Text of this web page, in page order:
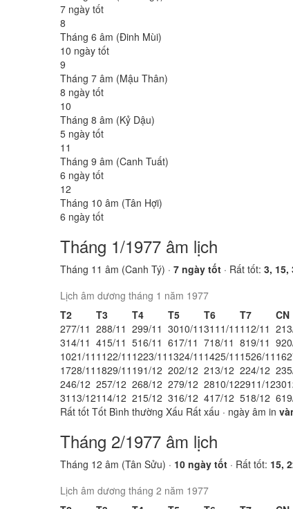
7 ngày tốt
8
Tháng 6 âm (Đinh Mùi)
10 ngày tốt
9
Tháng 7 âm (Mậu Thân)
8 ngày tốt
10
Tháng 8 âm (Kỷ Dậu)
5 ngày tốt
11
Tháng 9 âm (Canh Tuất)
6 ngày tốt
12
Tháng 10 âm (Tân Hợi)
6 ngày tốt
Tháng 1/1977 âm lịch
Tháng 11 âm (Canh Tý) · 7 ngày tốt · Rất tốt: 3, 15,
Lịch âm dương tháng 1 năm 1977
T2
T3 T4 T5 T6 T7
CN
277/11 288/11 299/11 3010/1131 11/11 1 12/11 2
314/11 415/11 516/11 617/11 718/11 819/11 9
1021/11 1122/11 1223/11 1324/11 1425/11 1526/11 16
1728/11 1829/11 191/12 202/12 213/12 224/12 23
246/12 257/12 268/12 279/12 2810/122911/1230
31 13/121 14/12 215/12 316/12 417/12 518/12 6
Rất tốt Tốt Bình thường Xấu Rất xấu · ngày âm in
Tháng 2/1977 âm lịch
Tháng 12 âm (Tân Sửu) · 10 ngày tốt · Rất tốt: 15,
Lịch âm dương tháng 2 năm 1977